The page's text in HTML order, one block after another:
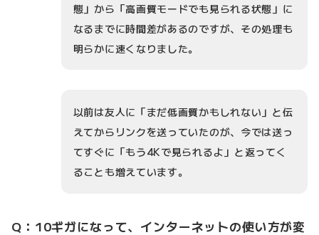
態」から「高画質モードでも見られる状態」に
なるまでに時間差があるのですが、その処理も
明らかに速くなりました。
以前は友人に「まだ低画質かもしれない」と伝
えてからリンクを送っていたのが、今では送っ
てすぐに「もう4Kで見られるよ」と返ってく
ることも増えています。
Q：10ギガになって、インターネットの使い方が変